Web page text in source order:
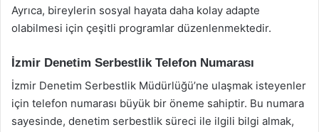
Ayrıca, bireylerin sosyal hayata daha kolay adapte
olabilmesi için çeşitli programlar düzenlenmektedir.
İzmir Denetim Serbestlik Telefon Numarası
İzmir Denetim Serbestlik Müdürlüğü’ne ulaşmak isteyenler
için telefon numarası büyük bir öneme sahiptir. Bu numara
sayesinde, denetim serbestlik süreci ile ilgili bilgi almak,